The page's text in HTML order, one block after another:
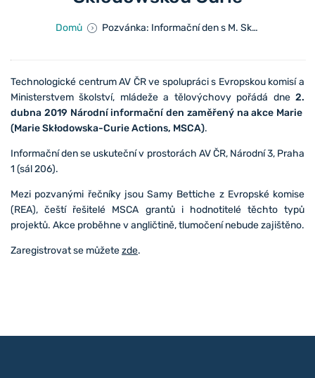
Domů Pozvánka: Informační den s M. Skłodowskou Curie
Technologické centrum AV ČR ve spolupráci s Evropskou komisí a
Ministerstvem školství, mládeže a tělovýchovy pořádá dne 2.
dubna 2019 Národní informační den zaměřený na akce Marie
(Marie Skłodowska-Curie Actions, MSCA).
Informační den se uskuteční v prostorách AV ČR, Národní 3, Praha
1 (sál 206).
Mezi pozvanými řečníky jsou Samy Bettiche z Evropské komise
(REA), čeští řešitelé MSCA grantů i hodnotitelé těchto typů
projektů. Akce proběhne v angličtině, tlumočení nebude zajištěno.
Zaregistrovat se můžetezde.